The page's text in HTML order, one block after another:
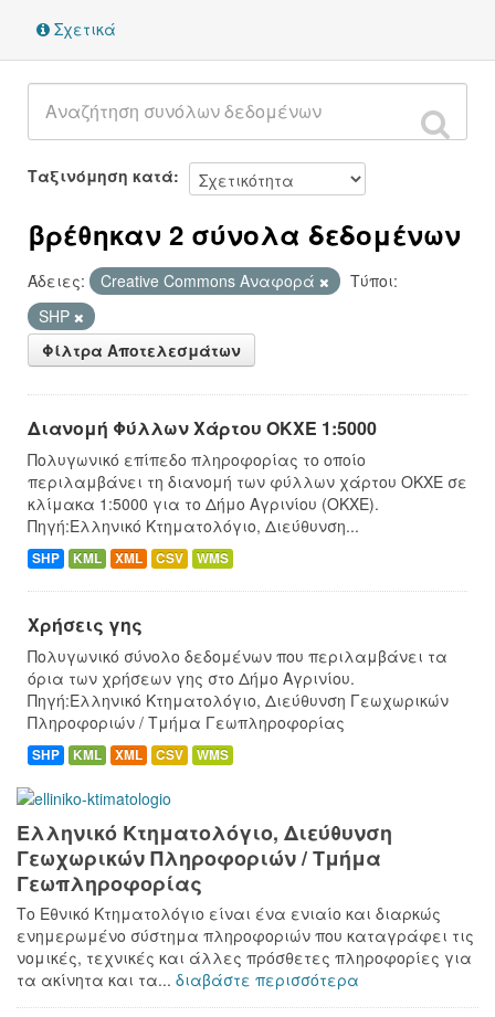
Σχετικά
Ταξινόμηση κατά
βρέθηκαν 2 σύνολα δεδομένων
Άδειες: Creative Commons Αναφορά
Τύποι:
SHP
Φίλτρα Αποτελεσμάτων
Διανομή Φύλλων Χάρτου ΟΚΧΕ 1:5000
Πολυγωνικό επίπεδο πληροφορίας το οποίο
περιλαμβάνει τη διανομή των φύλλων χάρτου ΟΚΧΕ σε
κλίμακα 1:5000 για το Δήμο Αγρινίου (ΟΚΧΕ).
Πηγή:Ελληνικό Κτηματολόγιο, Διεύθυνση...
SHP KML XML CSV WMS
Χρήσεις γης
Πολυγωνικό σύνολο δεδομένων που περιλαμβάνει τα
όρια των χρήσεων γης στο Δήμο Αγρινίου.
Πηγή:Ελληνικό Κτηματολόγιο, Διεύθυνση Γεωχωρικών
Πληροφοριών / Τμήμα Γεωπληροφορίας
SHP KML XML CSV WMS
Ελληνικό Κτηματολόγιο, Διεύθυνση
Γεωχωρικών Πληροφοριών / Τμήμα
Γεωπληροφορίας
Το Εθνικό Κτηματολόγιο είναι ένα ενιαίο και διαρκώς
ενημερωμένο σύστημα πληροφοριών που καταγράφει τις
νομικές, τεχνικές και άλλες πρόσθετες πληροφορίες για
τα ακίνητα και τα... διαβάστε περισσότερα